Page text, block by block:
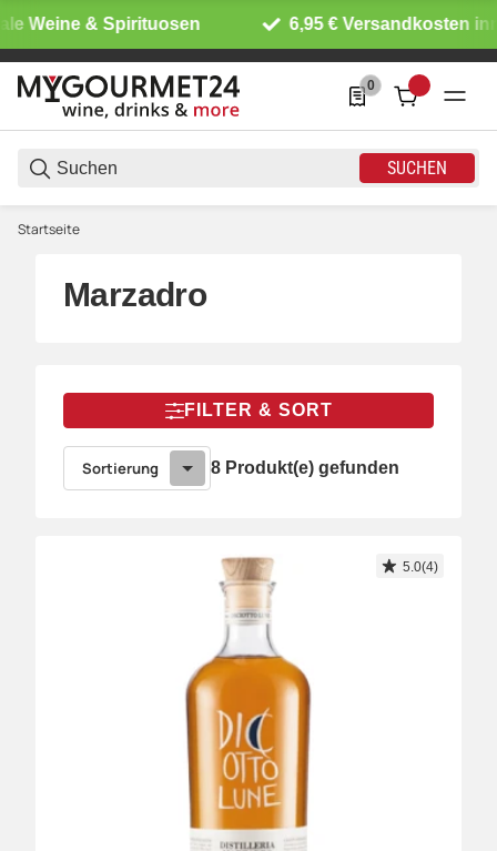
& Spirituosen 6,95 € Versandkosten
SUCHEN
0
0 Produkte in der
Startseite
Marzadro
FILTER & SORT
Sortierung 8 Produkt(e) gefunden
5.0(4)